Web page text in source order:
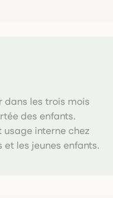
dans les trois mois
des enfants.
interne chez
les jeunes enfants.